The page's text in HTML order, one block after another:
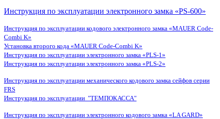
Инструкция по эксплуатации электронного замка «PS-600»
Инструкция по эксплуатации кодового электронного замка «MAUER Code-
Combi K»
Установка второго кода «MAUER Code-Combi K»
Инструкция по эксплуатации электронного замка «PLS-1»
Инструкция по эксплуатации электронного замка «PLS-2»
Инструкция по эксплуатации механического кодового замка сейфов серии
FRS
Инструкция по эксплуатации "ТЕМПОКАССА"
Инструкция по эксплуатации электронного кодового замка «LA GARD»